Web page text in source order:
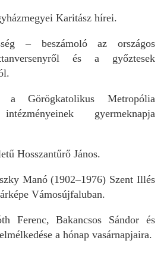
Karitász hírei.
– beszámoló az országos
és a győztesek
Görögkatolikus Metropólia
gyermeknapja
Hosszantűrő János.
Manó (1902–1976) Szent Illés
Vámosújfaluban.
Ferenc, Bakancsos Sándor és
a hónap vasárnapjaira.